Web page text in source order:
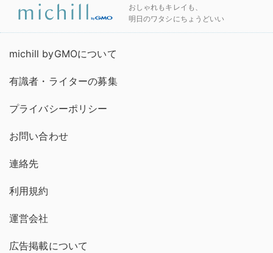
おしゃれもキレイも、
明日のワタシにちょうどいい
michill byGMOについて
有識者・ライターの募集
プライバシーポリシー
お問い合わせ
連絡先
利用規約
運営会社
広告掲載について